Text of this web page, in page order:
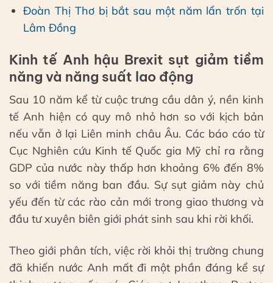
Đoàn Thị Thơ bị bắt sau một năm lẩn trốn tại
Lâm Đồng
Kinh tế Anh hậu Brexit sụt giảm tiềm
năng và năng suất lao động
Sau 10 năm kể từ cuộc trưng cầu dân ý, nền kinh
tế Anh hiện có quy mô nhỏ hơn so với kịch bản
nếu vẫn ở lại Liên minh châu Âu. Các báo cáo từ
Cục Nghiên cứu Kinh tế Quốc gia Mỹ chỉ ra rằng
GDP của nước này thấp hơn khoảng 6% đến 8%
so với tiềm năng ban đầu. Sự sụt giảm này chủ
yếu đến từ các rào cản mới trong giao thương và
đầu tư xuyên biên giới phát sinh sau khi rời khối.
Theo giới phân tích, việc rời khỏi thị trường chung
đã khiến nước Anh mất đi một phần đáng kể sự